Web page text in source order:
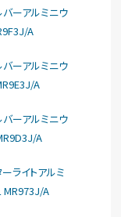
ーアルミニウ
A
ーアルミニウ
A
ーアルミニウ
A
ライトアルミ
MR973J/A